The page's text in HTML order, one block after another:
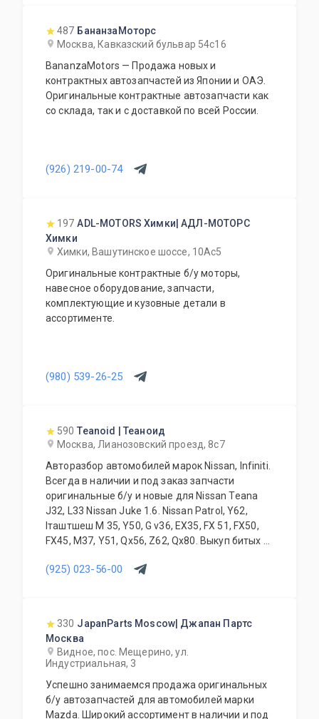
487 БананзаМоторс
Москва, Кавказский бульвар 54с16
BananzaMotors — Продажа новых и
контрактных автозапчастей из Японии и ОАЭ.
Оригинальные контрактные автозапчасти как
со склада, так и с доставкой по всей России.
(926) 219-00-74
197 ADL-MOTORS Химки| АДЛ-МОТОРС
Химки
Химки, Вашутинское шоссе, 10Ас5
Оригинальные контрактные б/у моторы,
навесное оборудование, запчасти,
комплектующие и кузовные детали в
ассортименте.
(980) 539-26-25
590 Teanoid | Теаноид
Москва, Лианозовский проезд, 8с7
Авторазбор автомобилей марок Nissan, Infiniti.
Всегда в наличии и под заказ запчасти
оригинальные б/у и новые для Nissan Teana
J32, L33 Nissan Juke 1.6. Nissan Patrol, Y62,
Iташтшеш M 35, Y50, G v36, EX35, FX 51, FX50,
FX45, M37, Y51, Qx56, Z62, Qx80. Выкуп битых и
запчастей и дополнительного оборудования.
Квалифицированные специалисты нашей
компании всегда грамотно ответят на любые
вопросы по оснащению, подбору, замене
Возможна доставка по Москве. Доставка в
регионы России и ближнего зарубежья.
(925) 023-56-00
330 JapanParts Moscow| Джапан Партс
Москва
Видное, пос. Мещерино, ул.
Индустриальная, 3
Успешно занимаемся продажа оригинальных
б/у автозапчастей для автомобилей марки
Mazda. Широкий ассортимент в наличии и под